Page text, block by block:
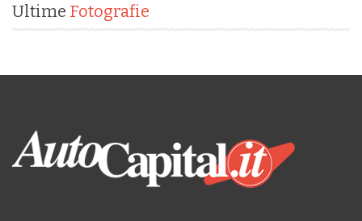
Ultime Fotografie